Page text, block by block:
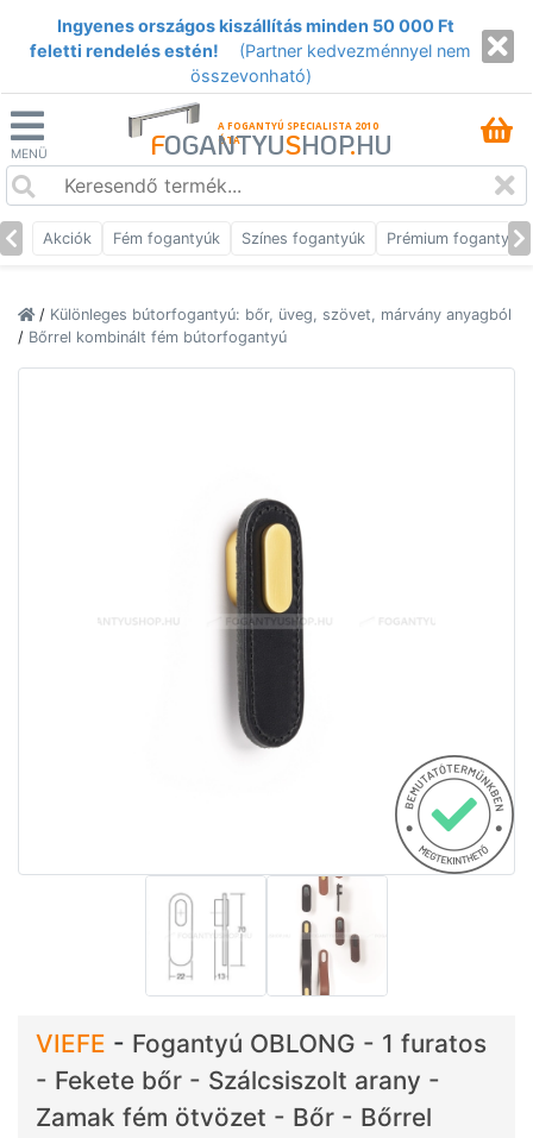
Ingyenes országos kiszállítás minden 50 000 Ft
feletti rendelés estén!
(Partner kedvezménnyel nem
összevonható)
MENÜ
A FOGANTYÚ SPECIALISTA 2010
ÓTA
FOGANTYUSHOP.HU
Akciók Fém fogantyúk Színes fogantyúk Prémium fogantyúk
/ Különleges bútorfogantyú: bőr, üveg, szövet, márvány anyagból
/ Bőrrel kombinált fém bútorfogantyú
VIEFE - Fogantyú OBLONG - 1 furatos
- Fekete bőr - Szálcsiszolt arany -
Zamak fém ötvözet - Bőr - Bőrrel